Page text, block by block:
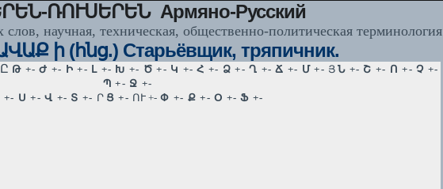
ՌՈՒՍԵՐԵՆ Армяно-Русский
научная, техническая, общественно-политическая терминология
ի (հնց.) Старьёвщик, тряпичник.